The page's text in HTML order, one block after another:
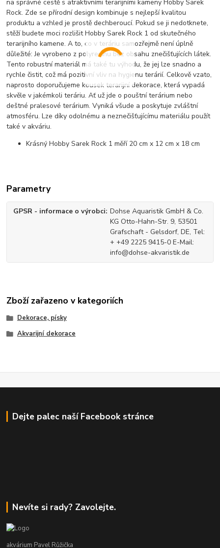
na správné cestě s atraktivními terarijními kameny Hobby Sarek
Rock. Zde se přírodní design kombinuje s nejlepší kvalitou
produktu a vzhled je prostě dechberoucí. Pokud se ji nedotknete,
stěží budete moci rozlišit Hobby Sarek Rock 1 od skutečného
terarijního kamene. A to, co v teráriu samozřejmě není úplně
důležité: Je vyrobeno z polyresinu bez obsahu znečišťujících látek.
Tento robustní materiál má také tu výhodu, že jej lze snadno a
rychle čistit, což má pozitivní vliv na hygienu terárií. Celkově vzato,
naprosto doporučujeme kousek terarijní dekorace, která vypadá
skvěle v jakémkoli teráriu. Ať už jde o pouštní terárium nebo
deštné pralesové terárium. Vyniká všude a poskytuje zvláštní
atmosféru. Lze díky odolnému a neznečišťujícímu materiálu použít
také v akváriu.
Krásný Hobby Sarek Rock 1 měří 20 cm x 12 cm x 18 cm
Parametry
GPSR - informace o výrobci Dohse Aquaristik GmbH & Co.
KG Otto-Hahn-Str. 9, 53501
Grafschaft - Gelsdorf, DE, Tel:
+ +49 2225 9415-0 E-Mail:
info@dohse-akvaristik.de
Zboží zařazeno v kategoriích
Dekorace, písky
Akvarijní dekorace
Dejte palec naší Facebook stránce
Nevíte si rady? Zavolejte.
akvárium Pavel Růžička